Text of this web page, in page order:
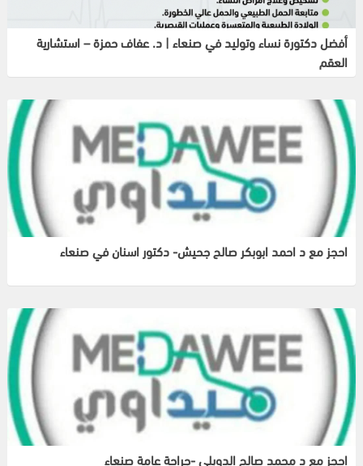
أفضل دكتورة نساء وتوليد في صنعاء | د. عفاف حمزة – استشارية
العقم
احجز مع د احمد ابوبكر صالح جحيش- دكتور اسنان في صنعاء
احجز مع د محمد صالح الدوبلي -جراحة عامة صنعاء